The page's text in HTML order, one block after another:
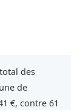
des
de
€, contre 61